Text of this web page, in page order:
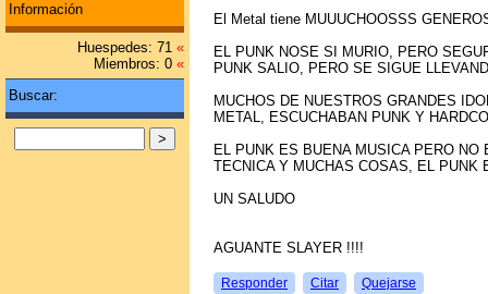
Información
Huespedes: 71 «
Miembros: 0 «
Buscar:
El Metal tiene MUUUCHOOSSS
EL PUNK NOSE SI MURIO, PERO
PUNK SALIO, PERO SE SIGUE
MUCHOS DE NUESTROS GRANDES
METAL, ESCUCHABAN PUNK Y
EL PUNK ES BUENA MUSICA PERO
TECNICA Y MUCHAS COSAS, EL PUNK
UN SALUDO
AGUANTE SLAYER !!!!
Responder Citar Quejarse